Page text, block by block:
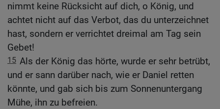
nimmt keine Rücksicht auf dich, o König, und
achtet nicht auf das Verbot, das du unterzeichnet
hast, sondern er verrichtet dreimal am Tag sein
Gebet!
15 Als der König das hörte, wurde er sehr betrübt,
und er sann darüber nach, wie er Daniel retten
könnte, und gab sich bis zum Sonnenuntergang
Mühe, ihn zu befreien.